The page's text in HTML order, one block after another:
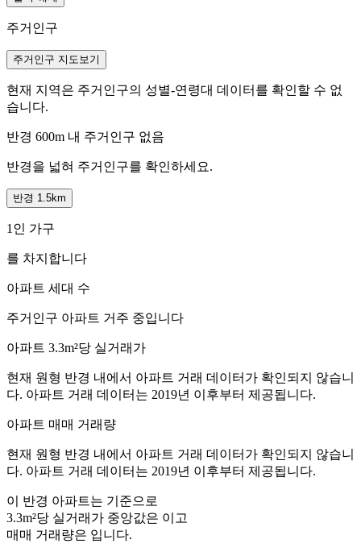
주거인구
주거인구 지도보기
현재 지역은 주거인구의 성별-연령대 데이터를 확인할 수 없
습니다.
반경 600m 내 주거인구 없음
반경을 넓혀 주거인구를 확인하세요.
반경 1.5km
1인 가구
를 차지합니다
아파트 세대 수
주거인구 아파트 거주 중입니다
아파트 3.3m²당 실거래가
현재 원형 반경 내에서 아파트 거래 데이터가 확인되지 않습니
다. 아파트 거래 데이터는 2019년 이후부터 제공됩니다.
아파트 매매 거래량
현재 원형 반경 내에서 아파트 거래 데이터가 확인되지 않습니
다. 아파트 거래 데이터는 2019년 이후부터 제공됩니다.
이 반경 아파트는 기준으로
3.3m²당 실거래가 중앙값은 이고
매매 거래량은 입니다.